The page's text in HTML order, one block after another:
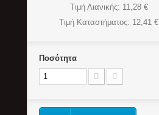
Τιμή Λιανικής: 11,28 €
Τιμή Καταστήματος: 12,41 €
Ποσότητα